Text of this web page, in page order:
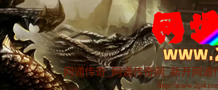
网通传奇_网通传奇网_新开网通
http://